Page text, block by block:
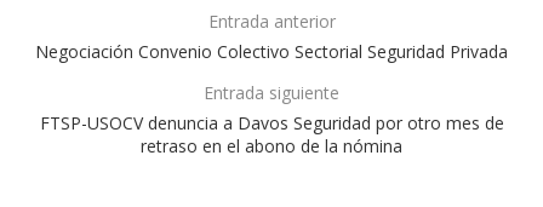
Entrada anterior
Negociación Convenio Colectivo Sectorial Seguridad Privada
Entrada siguiente
FTSP-USOCV denuncia a Davos Seguridad por otro mes de
retraso en el abono de la nómina